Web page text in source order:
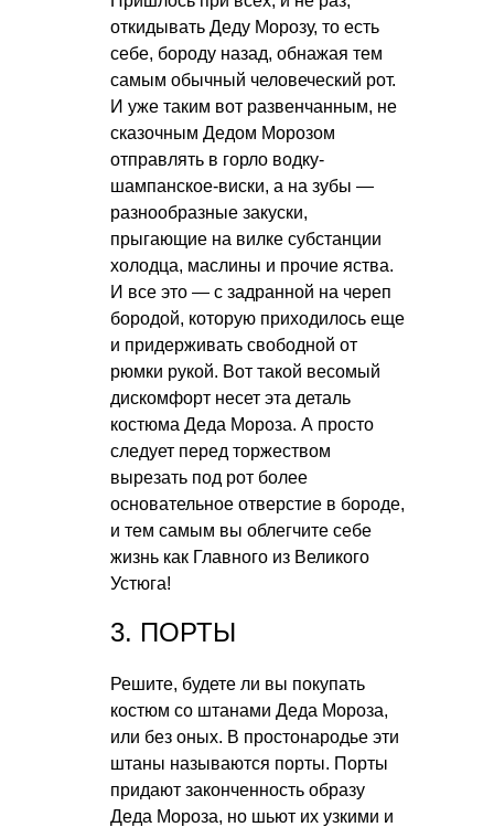
откидывать Деду Морозу, то есть
себе, бороду назад, обнажая тем
самым обычный человеческий рот.
И уже таким вот развенчанным, не
сказочным Дедом Морозом
отправлять в горло водку-
шампанское-виски, а на зубы —
разнообразные закуски,
прыгающие на вилке субстанции
холодца, маслины и прочие яства.
И все это — с задранной на череп
бородой, которую приходилось еще
и придерживать свободной от
рюмки рукой. Вот такой весомый
дискомфорт несет эта деталь
костюма Деда Мороза. А просто
следует перед торжеством
вырезать под рот более
основательное отверстие в бороде,
и тем самым вы облегчите себе
жизнь как Главного из Великого
Устюга!
3. ПОРТЫ
Решите, будете ли вы покупать
костюм со штанами Деда Мороза,
или без оных. В простонародье эти
штаны называются порты. Порты
придают законченность образу
Деда Мороза, но шьют их узкими и